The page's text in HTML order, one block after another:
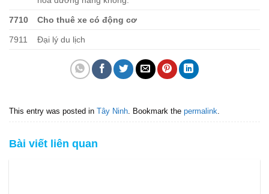
7710 Cho thuê xe có động cơ
7911 Đại lý du lịch
This entry was posted in Tây Ninh . Bookmark the permalink
Bài viết liên quan